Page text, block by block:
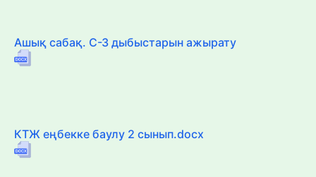
Ашық сабақ. С-З дыбыстарын ажырату
КТЖ еңбекке баулу 2 сынып.docx